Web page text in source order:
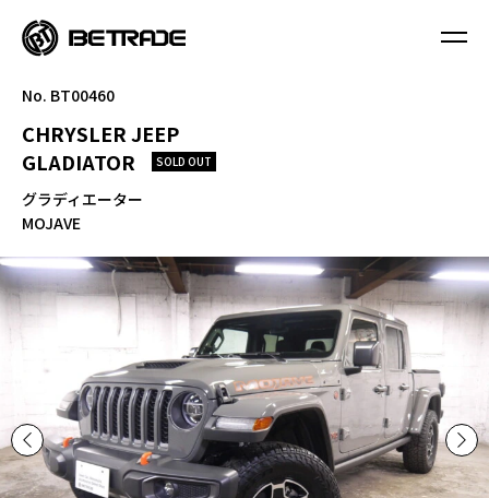
No. BT00460
CHRYSLER JEEP
GLADIATOR
SOLD OUT
グラディエーター
MOJAVE